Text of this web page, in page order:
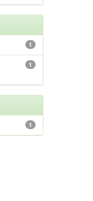
1
1
1